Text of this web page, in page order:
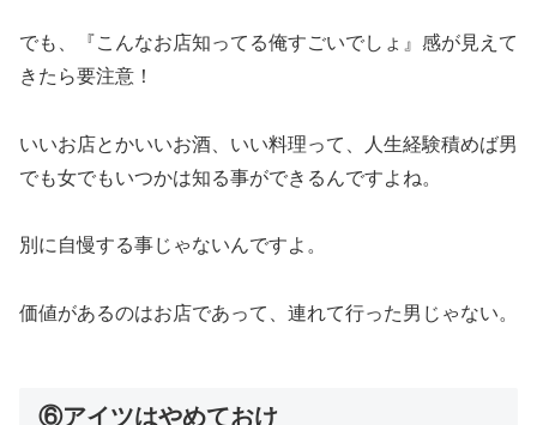
でも、『こんなお店知ってる俺すごいでしょ』感が見えて
きたら要注意！
いいお店とかいいお酒、いい料理って、人生経験積めば男
でも女でもいつかは知る事ができるんですよね。
別に自慢する事じゃないんですよ。
価値があるのはお店であって、連れて行った男じゃない。
⑥アイツはやめておけ